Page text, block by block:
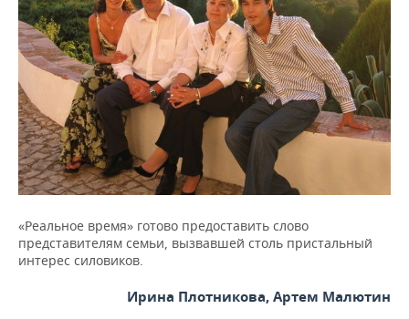
«Реальное время» готово предоставить слово
представителям семьи, вызвавшей столь пристальный
интерес силовиков.
Ирина Плотникова, Артем Малютин